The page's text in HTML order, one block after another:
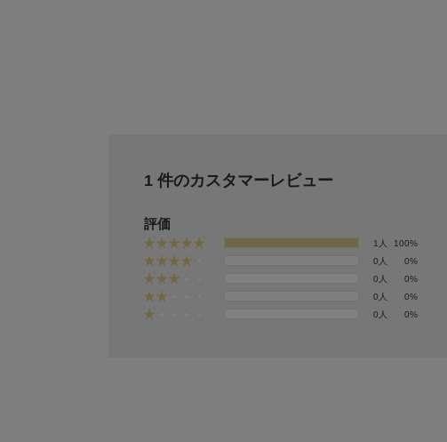
1 件のカスタマーレビュー
評価
1人
100%
0人
0%
0人
0%
0人
0%
0人
0%